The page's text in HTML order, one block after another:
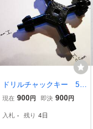
ドリルチャックキー 5.5
mm/5.7mm/7.5mm/8.8mm
現在 900円 即決 900円
入札 - 残り 4日